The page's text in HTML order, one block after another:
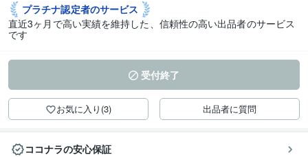
プラチナ認定者のサービス
直近3ヶ月で高い実績を維持した、信頼性の高い出品者のサービス
です
受付終了
お気に入り(3) 出品者に質問
ココナラの安心保証